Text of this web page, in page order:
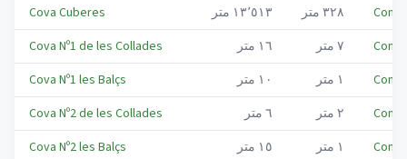
Cova Cuberes
١٣٬٥١٣ متر ٣٢٨ متر
Cova Nº1 de les Collades
١٦ متر ٧ متر
Cova Nº1 les Balçs
١٠ متر ١ متر
Cova Nº2 de les Collades
٦ متر ٢ متر
Cova Nº2 les Balçs
١٥ متر ١ متر